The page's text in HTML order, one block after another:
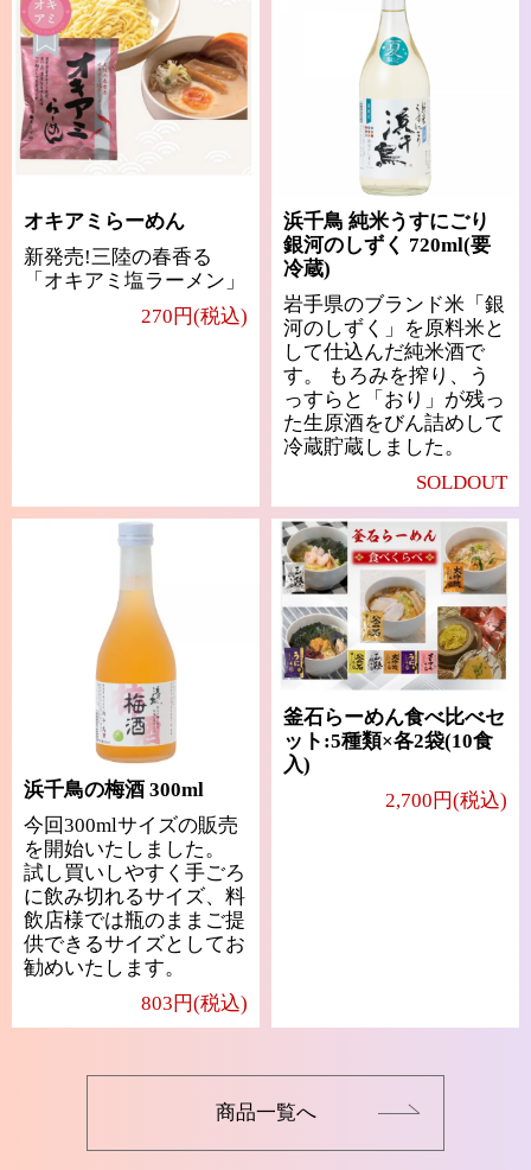
オキアミらーめん
新発売!三陸の春香る
「オキアミ塩ラーメン」
270円(税込)
浜千鳥 純米うすにごり
銀河のしずく 720ml(要
冷蔵)
岩手県のブランド米「銀
河のしずく」を原料米と
して仕込んだ純米酒で
す。 もろみを搾り、う
っすらと「おり」が残っ
た生原酒をびん詰めして
冷蔵貯蔵しました。
SOLDOUT
浜千鳥の梅酒 300ml
今回300mlサイズの販売
を開始いたしました。
試し買いしやすく手ごろ
に飲み切れるサイズ、料
飲店様では瓶のままご提
供できるサイズとしてお
勧めいたします。
803円(税込)
釜石らーめん食べ比べセ
ット:5種類×各2袋(10食
入)
2,700円(税込)
商品一覧へ